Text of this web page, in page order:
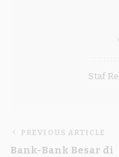
Staf
PREVIOUS ARTICLE
Bank-Bank Besar di